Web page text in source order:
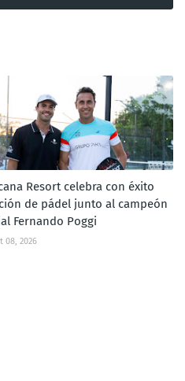
Resort celebra con éxito
de pádel junto al campeón
Fernando Poggi
08, 2026